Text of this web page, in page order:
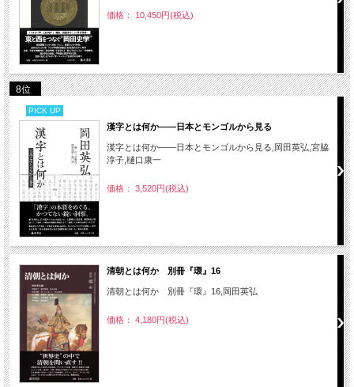
価格： 10,450円(税込)
8位
PICK UP
漢字とは何か――日本とモンゴルから見る
漢字とは何か――日本とモンゴルから見る,岡田英弘,宮脇
淳子,樋口康一
価格： 3,520円(税込)
清朝とは何か 別冊『環』16
清朝とは何か 別冊『環』16,岡田英弘
価格： 4,180円(税込)